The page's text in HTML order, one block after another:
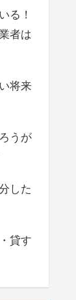
る！
者は
将来
うが
した
貸す